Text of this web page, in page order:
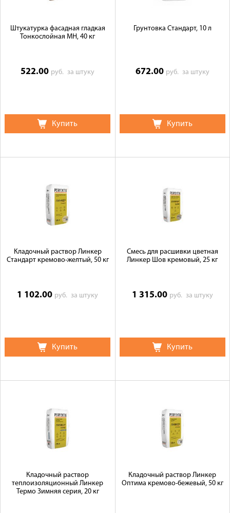
Штукатурка фасадная гладкая
Тонкослойная МН, 40 кг
522.00 руб.за штуку
Купить
Грунтовка Стандарт, 10 л
672.00 руб. за штуку
Купить
Кладочный раствор Линкер
Стандарт кремово-желтый, 50 кг
1 102.00 руб.за штуку
Купить
Смесь для расшивки цветная
Линкер Шов кремовый, 25 кг
1 315.00 руб. за штуку
Купить
Кладочный раствор
теплоизоляционный Линкер
Термо Зимняя серия, 20 кг
Кладочный раствор Линкер
Оптима кремово-бежевый, 50 кг